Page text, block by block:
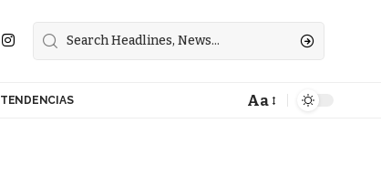
TENDENCIAS Aa